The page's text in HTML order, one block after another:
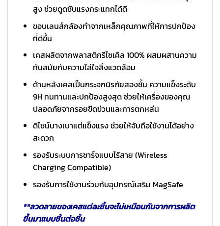
สูง ช่วยดูดซับแรงกระแทกได้ดี
ขอบเลนส์กล้องทำจากเหล็กคุณภาพที่ให้การปกป้อง
ที่ดีขึ้น
เคสผลิตจากพลาสติกรีไซเคิล 100% ผสมผสานความ
ทันสมัยกับความใส่ใจสิ่งแวดล้อม
ด้านหลังเคสเป็นกระจกนิรภัยสองชั้น ความแข็งระดับ
9H ทนทานและปกป้องสูงสุด ช่วยให้เครื่องของคุณ
ปลอดภัยจากรอยขีดข่วนและการตกหล่น
ดีไซน์บางเบาแต่แข็งแรง ช่วยให้จับถือใช้งานได้อย่าง
สะดวก
รองรับระบบการชาร์จแบบไร้สาย (Wireless
Charging Compatible)
รองรับการใช้งานร่วมกับอุปกรณ์เสริม MagSafe
**ลวดลายของเคสแต่ละชิ้นจะไม่เหมือนกันจากการผลิต
ขึ้นมาแบบชิ้นต่อชิ้น